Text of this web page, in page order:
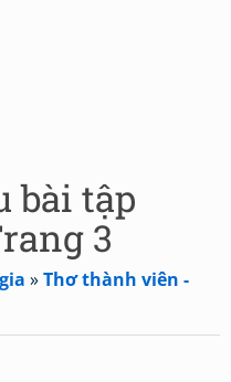
bài tập
3
»Thơ thành viên -